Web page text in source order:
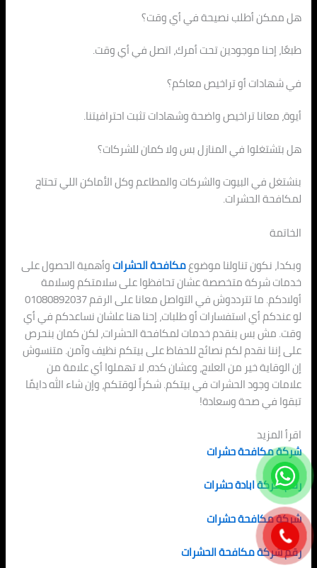
هل ممكن أطلب نصيحة في أي وقت؟
طبعًا، إحنا موجودين تحت أمرك، اتصل في أي وقت.
في شهادات أو تراخيص معاكم؟
أيوة، معانا تراخيص واضحة وشهادات تثبت احترافيتنا.
هل بتشتغلوا في المنازل بس ولا كمان للشركات؟
بنشتغل في البيوت والشركات والمطاعم وكل الأماكن اللي تحتاج
لمكافحة الحشرات.
الخاتمة
وبكدا، نكون تناولنا موضوعمكافحة الحشراتوأهمية الحصول على
خدمات شركة متخصصة عشان تحافظوا على سلامتكم وسلامة
أولادكم. ما تترددوش في التواصل معانا على الرقم 01080892037
لو عندكم أي استفسارات أو طلبات، إحنا هنا علشان نساعدكم في أي
وقت. مش بس بنقدم خدمات لمكافحة الحشرات، لكن كمان بنحرص
على إننا نقدم لكم نصائح للحفاظ على بيتكم نظيف وآمن. متنسوش
إن الوقاية خير من العلاج، وعشان كده، لا تهملوا أي علامة من
علامات وجود الحشرات في بيتكم. شكراً لوقتكم، وإن شاء الله دايمًا
تبقوا في صحة وسعادة!
اقرأ المزيد
شركة مكافحة حشرات
رقم شركة ابادة حشرات
شركة مكافحة حشرات
رقم شركة مكافحة الحشرات